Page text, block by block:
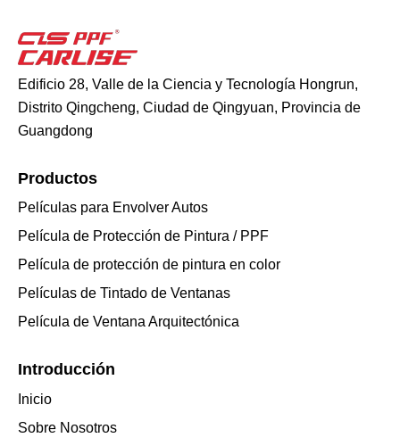
Edificio 28, Valle de la Ciencia y Tecnología Hongrun,
Distrito Qingcheng, Ciudad de Qingyuan, Provincia de
Guangdong
Productos
Películas para Envolver Autos
Película de Protección de Pintura / PPF
Película de protección de pintura en color
Películas de Tintado de Ventanas
Película de Ventana Arquitectónica
Introducción
Inicio
Sobre Nosotros